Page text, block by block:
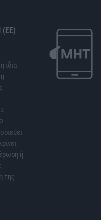
ίδια
ή
της